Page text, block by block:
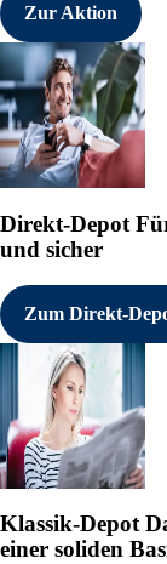
Zur Aktion
Direkt-Depot
und sicher
Zum Direkt-
Klassik-Depot
einer soliden